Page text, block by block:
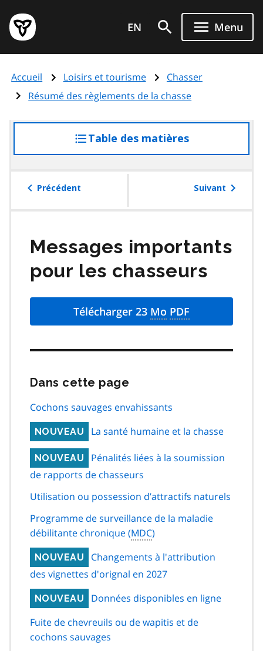
au
contenu
principal
Page
d'accueil
de
l'Ontario
EN Menu
Accueil Loisirs et tourisme
Chasser
Résumé des règlements de la chasse
Table des matières
à
table
Précédent Suivant
Messages importants
pour les chasseurs
Télécharger 23 Mo PDF
Dans cette page
navigation
page
Cochons sauvages envahissants
NOUVEAU La santé humaine et la chasse
NOUVEAU
Pénalités liées à la soumission
de rapports de chasseurs
Utilisation ou possession d’attractifs naturels
Programme de surveillance de la maladie
débilitante chronique (MDC)
NOUVEAU
Changements à l'attribution
des vignettes d'orignal en 2027
NOUVEAU
Données disponibles en ligne
Fuite de chevreuils ou de wapitis et de
cochons sauvages